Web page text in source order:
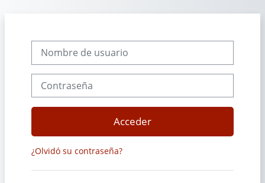
Nombre de usuario
Acceder
¿Olvidó su contraseña?